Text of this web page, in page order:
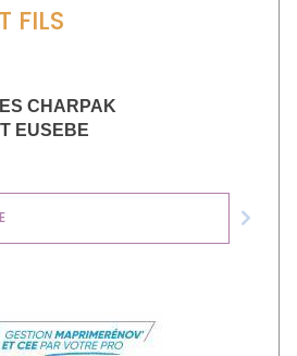
FILS
CHARPAK
EUSEBE
Next